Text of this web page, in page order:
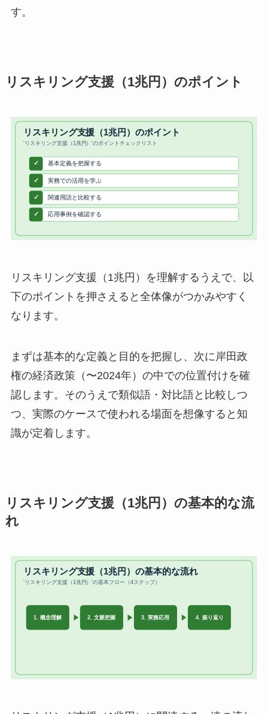
す。
リスキリング支援（1兆円）のポイント
リスキリング支援（1兆円）を理解するうえで、以
下のポイントを押さえると全体像がつかみやすく
なります。
まずは基本的な定義と目的を把握し、次に岸田政
権の経済政策（〜2024年）の中での位置付けを確
認します。そのうえで類似語・対比語と比較しつ
つ、実際のケースで使われる場面を想像すると知
識が定着します。
リスキリング支援（1兆円）の基本的な流
れ